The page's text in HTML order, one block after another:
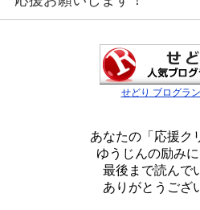
せどり ブログラ
あなたの「応援ク
ゆうじんの励みに
最後まで読んで
ありがとうござ